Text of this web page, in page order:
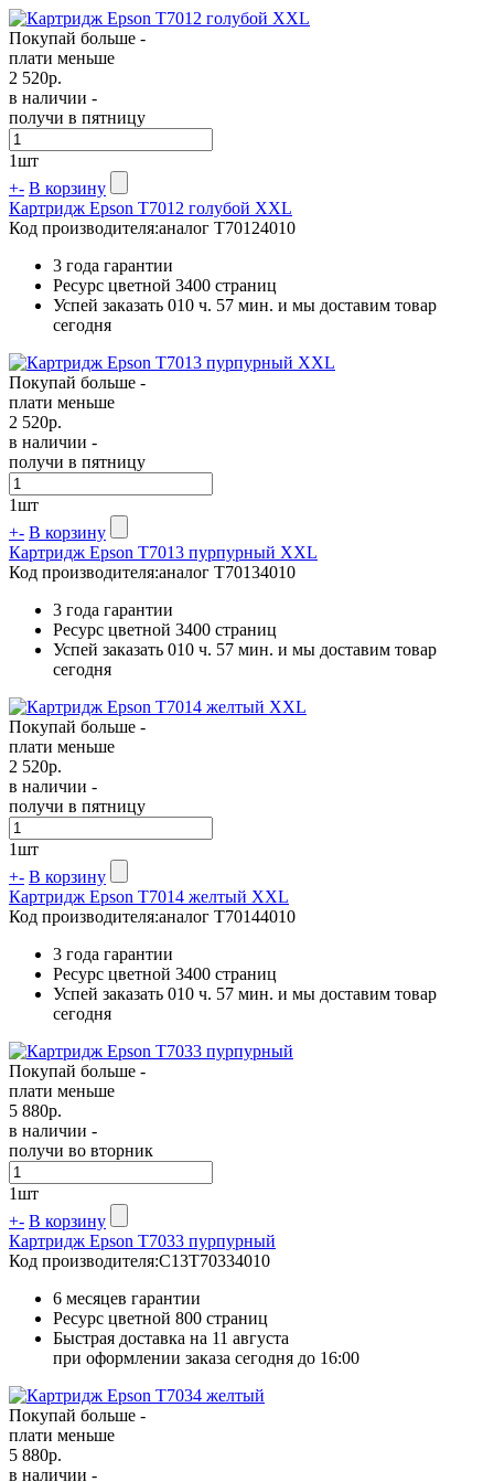
Покупай больше -
плати меньше
2 520р.
в наличии -
получи в пятницу
1шт
+- В корзину
Картридж Epson T7012 голубой XXL
Код производителя:аналог T70124010
3 года гарантии
Ресурс цветной 3400 страниц
Успей заказать 010 ч. 57 мин. и мы доставим товар
сегодня
Покупай больше -
плати меньше
2 520р.
в наличии -
получи в пятницу
1шт
+- В корзину
Картридж Epson T7013 пурпурный XXL
Код производителя:аналог T70134010
3 года гарантии
Ресурс цветной 3400 страниц
Успей заказать 010 ч. 57 мин. и мы доставим товар
сегодня
Покупай больше -
плати меньше
2 520р.
в наличии -
получи в пятницу
1шт
+- В корзину
Картридж Epson T7014 желтый XXL
Код производителя:аналог T70144010
3 года гарантии
Ресурс цветной 3400 страниц
Успей заказать 010 ч. 57 мин. и мы доставим товар
сегодня
Покупай больше -
плати меньше
5 880р.
в наличии -
получи во вторник
1шт
+- В корзину
Картридж Epson T7033 пурпурный
Код производителя:C13T70334010
6 месяцев гарантии
Ресурс цветной 800 страниц
Быстрая доставка на 11 августа
при оформлении заказа сегодня до 16:00
Покупай больше -
плати меньше
5 880р.
в наличии -